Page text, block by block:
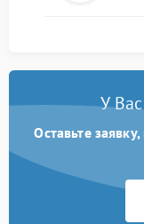
У
Оставьте